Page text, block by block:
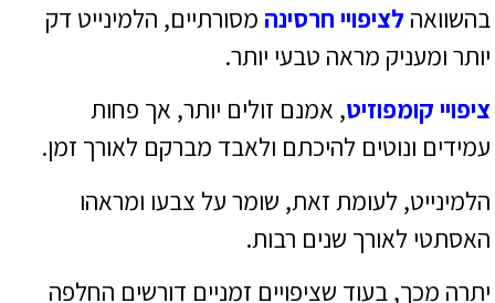
בהשוואה לציפויי חרסינה מסורתיים, הלמינייט דק
יותר ומעניק מראה טבעי יותר.
ציפויי קומפוזיט, אמנם זולים יותר, אך פחות
עמידים ונוטים להיכתם ולאבד מברקם לאורך זמן.
הלמינייט, לעומת זאת, שומר על צבעו ומראהו
האסתטי לאורך שנים רבות.
יתרה מכך, בעוד שציפויים זמניים דורשים החלפה